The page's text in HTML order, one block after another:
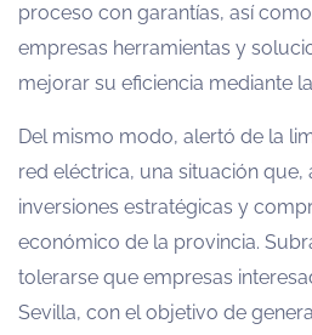
proceso con garantías, así
empresas herramientas y
mejorar su eficiencia mediante
Del mismo modo, alertó de la
red eléctrica, una situación que,
inversiones estratégicas y
económico de la provincia.
tolerarse que empresas
Sevilla, con el objetivo de